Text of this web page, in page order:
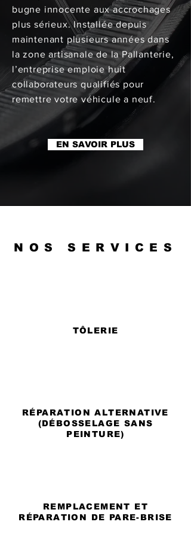
bugne innocente aux accrochages
plus sérieux. Installée depuis
maintenant plusieurs années dans
la zone artisanale de la Pallanterie,
l’entreprise emploie huit
collaborateurs qualifiés pour
remettre votre véhicule a neuf.
EN SAVOIR PLUS
NOS SERVICES
TÔLERIE
RÉPARATION ALTERNATIVE
(DÉBOSSELAGE SANS
PEINTURE)
REMPLACEMENT ET
RÉPARATION DE PARE-BRISE